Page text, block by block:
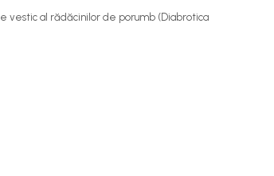
vestic al rădăcinilor de porumb (Diabrotica